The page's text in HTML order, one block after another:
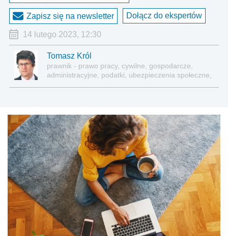
Zapisz się na newsletter Dołącz do ekspertów
14 lutego 2023, 12:30
Tomasz Król
prawnik - prawo pracy, cywilne, gospodarcze,
administracyjne, podatki, ubezpieczenia społeczne,